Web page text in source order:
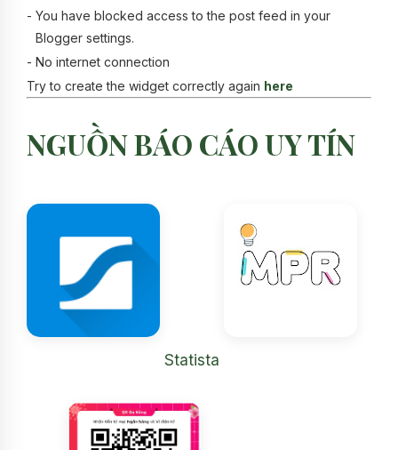
- You have blocked access to the post feed in your
Blogger settings.
- No internet connection
Try to create the widget correctly again here
NGUỒN BÁO CÁO UY TÍN
Statista